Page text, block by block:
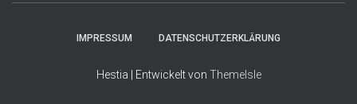
IMPRESSUM DATENSCHUTZERKLÄRUNG
Hestia | Entwickelt von ThemeIsle